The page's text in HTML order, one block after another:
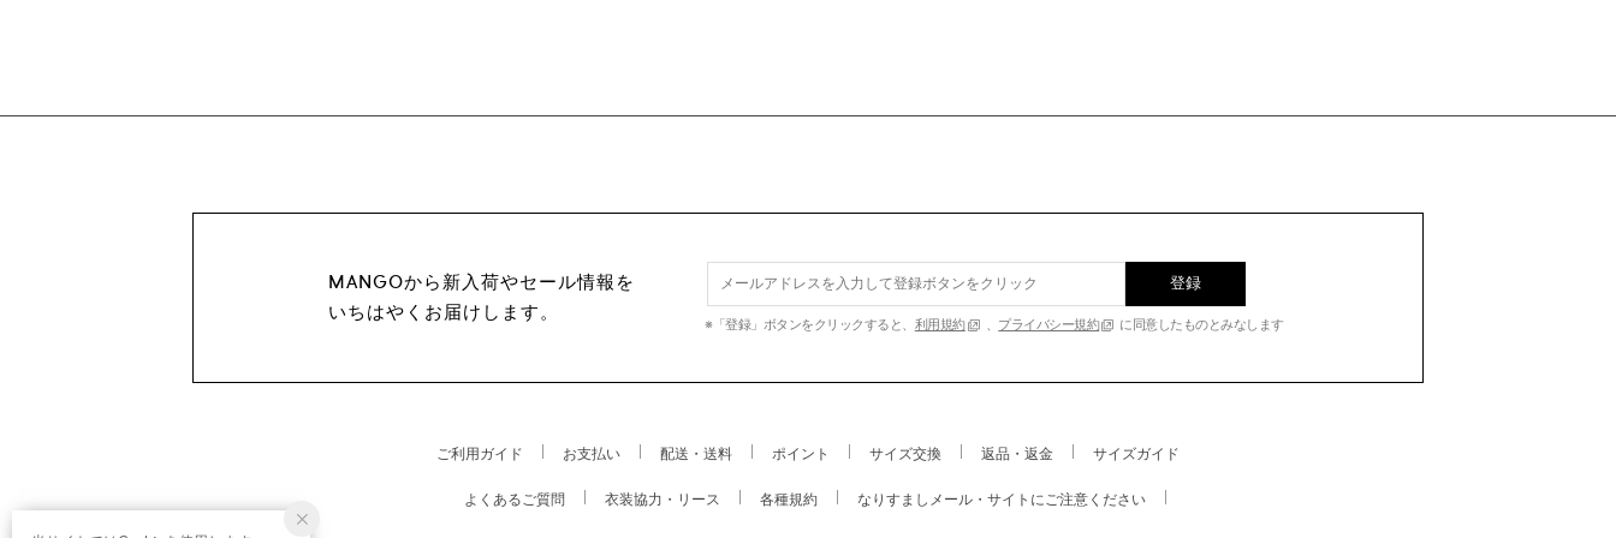
MANGOから新入荷やセール情報を
いちはやくお届けします。
登録
※「登録」ボタンをクリックすると、 利用規約 、 プライバシー規約 に同意したものとみなします
ご利用ガイド お支払い 配送・送料 ポイント サイズ交換 返品・返金 サイズガイド
よくあるご質問 衣装協力・リース 各種規約 なりすましメール・サイトにご注意ください